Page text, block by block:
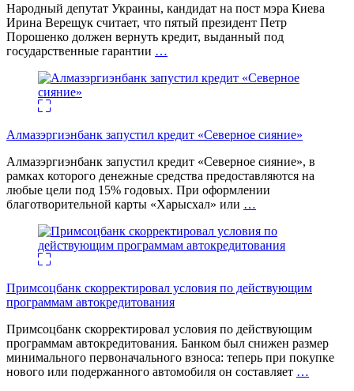
Народный депутат Украины, кандидат на пост мэра Киева
Ирина Верещук считает, что пятый президент Петр
Порошенко должен вернуть кредит, выданный под
государственные гарантии …
Алмазэргиэнбанк запустил кредит «Северное сияние»
Алмазэргиэнбанк запустил кредит «Северное сияние», в
рамках которого денежные средства предоставляются на
любые цели под 15% годовых. При оформлении
благотворительной карты «Харысхал» или …
Примсоцбанк скорректировал условия по действующим
программам автокредитования
Примсоцбанк скорректировал условия по действующим
программам автокредитования. Банком был снижен размер
минимального первоначального взноса: теперь при покупке
нового или подержанного автомобиля он составляет …